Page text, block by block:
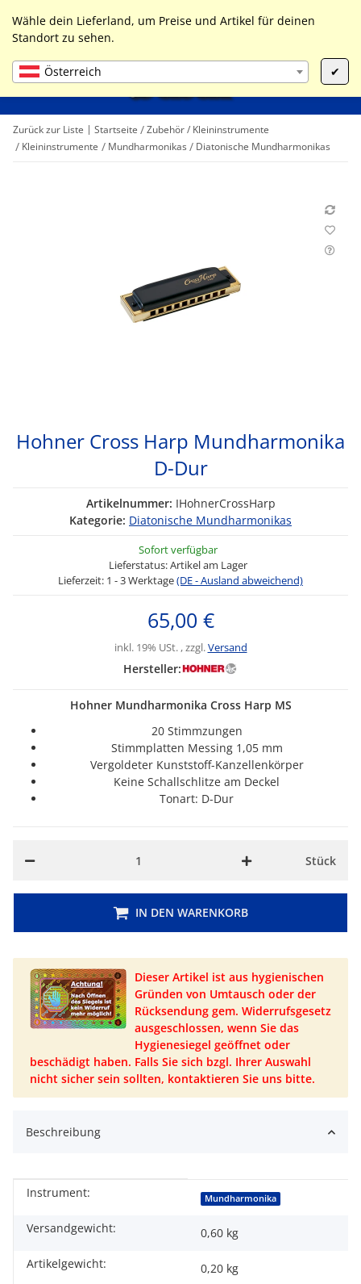
Wähle dein Lieferland, um Preise und Artikel für deinen
Standort zu sehen.
Österreich ✔
Liste ist leer
Zurück zur Liste Startseite
Zubehör / Kleininstrumente
Kleininstrumente
Mundharmonikas Diatonische Mundharmonikas
Hohner Cross Harp Mundharmonika
D-Dur
Artikelnummer: IHohnerCrossHarp
Kategorie: Diatonische Mundharmonikas
Sofort verfügbar
Lieferstatus: Artikel am Lager
Lieferzeit: 1 - 3 Werktage(DE - Ausland abweichend)
65,00 €
inkl. 19% USt. , zzgl.Versand
Hersteller:
Hohner Mundharmonika Cross Harp MS
20 Stimmzungen
Stimmplatten Messing 1,05 mm
Vergoldeter Kunststoff-Kanzellenkörper
Keine Schallschlitze am Deckel
Tonart: D-Dur
Stück
IN DEN WARENKORB
Dieser Artikel ist aus hygienischen
Gründen von Umtausch oder der
Rücksendung gem. Widerrufsgesetz
ausgeschlossen, wenn Sie das
Hygienesiegel geöffnet oder
beschädigt haben. Falls Sie sich bzgl. Ihrer Auswahl
nicht sicher sein sollten, kontaktieren Sie uns bitte.
Beschreibung
Produkteigenschaft
Wert
Instrument: Mundharmonika
Versandgewicht:
0,60 kg
Artikelgewicht:
0,20 kg